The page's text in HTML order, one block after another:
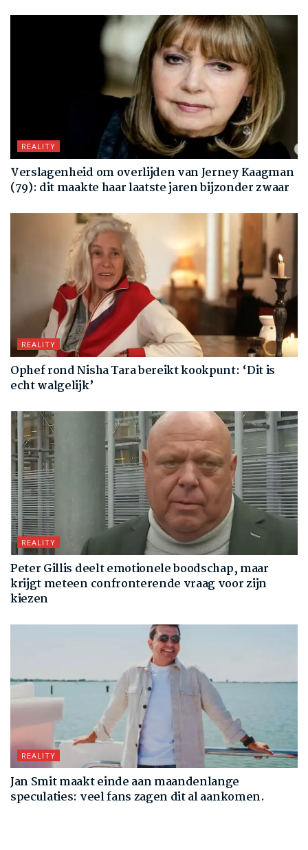
REALITY
Verslagenheid om overlijden van Jerney Kaagman
(79): dit maakte haar laatste jaren bijzonder zwaar
REALITY
Ophef rond Nisha Tara bereikt kookpunt: ‘Dit is
echt walgelijk’
REALITY
Peter Gillis deelt emotionele boodschap, maar
krijgt meteen confronterende vraag voor zijn
kiezen
REALITY
Jan Smit maakt einde aan maandenlange
speculaties: veel fans zagen dit al aankomen.